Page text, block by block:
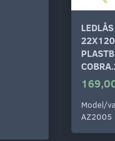
Model/
AZ2005